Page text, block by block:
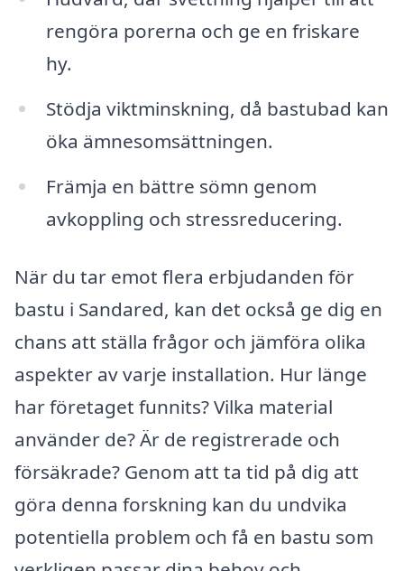
rengöra porerna och ge en friskare
hy.
Stödja viktminskning, då bastubad kan
öka ämnesomsättningen.
Främja en bättre sömn genom
avkoppling och stressreducering.
När du tar emot flera erbjudanden för
bastu i Sandared, kan det också ge dig en
chans att ställa frågor och jämföra olika
aspekter av varje installation. Hur länge
har företaget funnits? Vilka material
använder de? Är de registrerade och
försäkrade? Genom att ta tid på dig att
göra denna forskning kan du undvika
potentiella problem och få en bastu som